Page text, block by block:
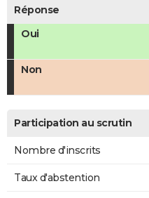
Réponse
Oui
Non
Participation au scrutin
Nombre d'inscrits
Taux d'abstention